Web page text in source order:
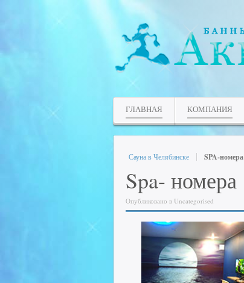
ГЛАВНАЯ КОМПАНИЯ
Сауна в Челябинске SPA-номера
Spa- номера
Опубликовано в Uncategorised